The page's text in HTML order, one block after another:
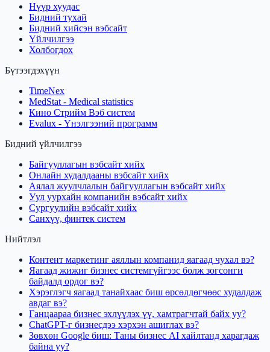
Нүүр хуудас
Бидний тухай
Бидний хийсэн вэбсайт
Үйлчилгээ
Холбогдох
Бүтээгдэхүүн
TimeNex
MedStat - Medical statistics
Кино Стрийм Вэб систем
Evalux - Үнэлгээний программ
Бидний үйлчилгээ
Байгууллагын вэбсайт хийх
Онлайн худалдааны вэбсайт хийх
Аялал жуулчлалын байгууллагын вэбсайт хийх
Уул уурхайн компанийн вэбсайт хийх
Сургуулийн вэбсайт хийх
Санхүү, финтек систем
Нийтлэл
Контент маркетинг аяллын компанид яагаад чухал вэ?
Яагаад жижиг бизнес системгүйгээс болж зогсонги
байдалд ордог вэ?
Хэрэглэгч яагаад танайхаас биш өрсөлдөгчөөс худалдаж
авдаг вэ?
Ганцаараа бизнес эхлүүлэх үү, хамтрагчтай байх уу?
ChatGPT-г бизнесдээ хэрхэн ашиглах вэ?
Зөвхөн Google биш: Таны бизнес AI хайлтанд харагдаж
байна уу?